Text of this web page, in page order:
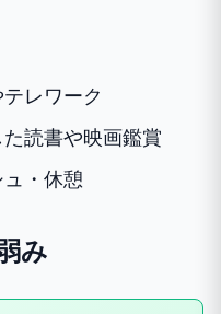
レワーク
読書や映画鑑賞
・休憩
み